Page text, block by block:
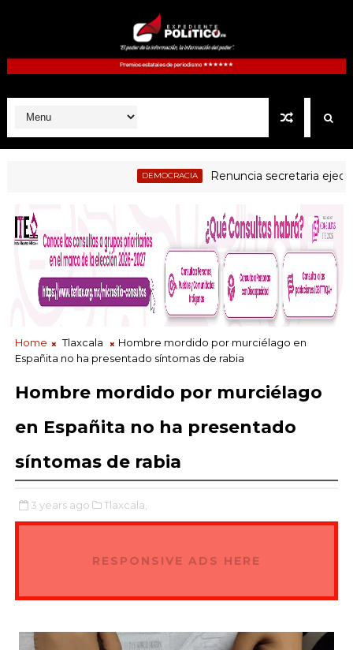
DEMOCRACIA Renuncia secretaria ejecutiva
Home Tlaxcala
Hombre mordido por murciélago en
Españita no ha presentado síntomas de rabia
Hombre mordido por murciélago
en Españita no ha presentado
síntomas de rabia
3 years ago Tlaxcala,
RESPONSIVE ADS HERE